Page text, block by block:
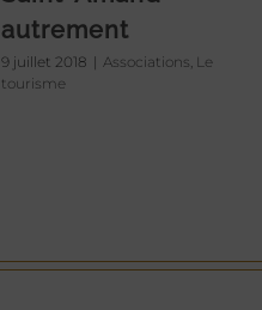
autrement
9 juillet 2018 | Associations, Le
tourisme